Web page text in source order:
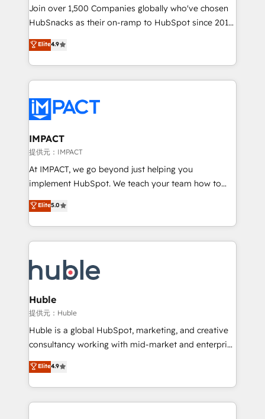
your challenge; our passionate and growth driven
team of 100+ experts is ready for you! Driving digital
Join over 1,500 Companies globally who've chosen
HubSnacks as their on-ramp to HubSpot since 2014
Simple pay-as-you-go plans that accelerate value...
1️⃣ Set Up | Onboarding New or Check-fixing existing
HubSpot portals 2️⃣ Scale Up | 100% HubSpot Task
Execution... Global 24/7 ... All Experts 3️⃣ Integrate |
Slash months from your API Integration project... ⬅️
Click "Contact Business" ⬅️ to access 150+ Kickstart
Integration templates that put HubSpot in the center
of your tech stack, syncing... 🛍️ Shopify or
WooCommerce 💲 Stripe or Paypal 💰 Sage or
Netsuite 🤖 Google or Microsoft ✍️ DocuSign or
the rare Advanced "Custom Integrations"
Accreditation, securely sync data across... 🔄 any
new HubSpot portal with Advanced Website and
CRM Migrations using our in-house "HubScrub" Tool.
Elite4.9
IMPACT
提供元：IMPACT
At IMPACT, we go beyond just helping you
implement HubSpot. We teach your team how to
master it. As the creators of the Endless Customers
System™ (the next evolution of They Ask, You
Answer), we’re the only HubSpot partner built
entirely around coaching and training. That means
skills, processes, and internal team you need to
attract the right buyers, close deals faster, and grow
without outside dependencies. You’ll learn how to: •
Set up, audit, and organize your HubSpot portal •
Get your sales team fully using HubSpot • Track
pipeline and revenue across the entire buyer journey
growth • Create content and videos that attract
buyers • Use AI to scale smarter Our coaching-led
Elite5.0
Huble
提供元：Huble
Huble is a global HubSpot, marketing, and creative
consultancy working with mid-market and enterprise
businesses. We go beyond implementation, shaping
the strategy, processes, and teams that turn
HubSpot into a genuine growth engine. Named
HubSpot's Global Partner of the Year in 2024,
Elite4.9